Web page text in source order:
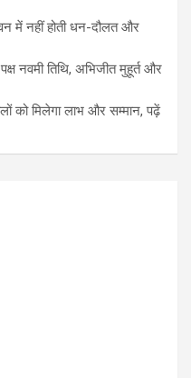
में नहीं होती धन-दौलत और
नवमी तिथि, अभिजीत मुहूर्त और
को मिलेगा लाभ और सम्मान, पढ़ें